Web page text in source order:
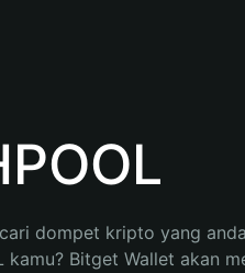
dompet kripto yang
kamu? Bitget Wallet akan